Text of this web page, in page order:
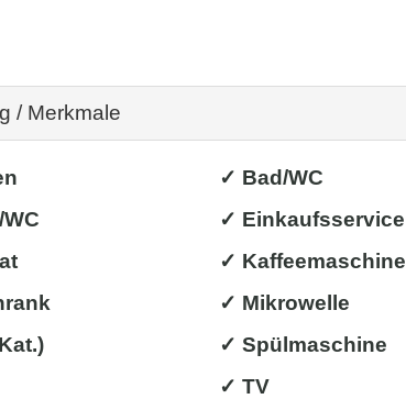
/ Merkmale
✓ Bad/WC
✓ Einkaufsservice
✓ Kaffeemaschine
✓ Mikrowelle
✓ Spülmaschine
✓ TV